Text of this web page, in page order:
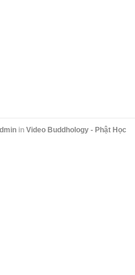
in Video Buddhology - Phật Học